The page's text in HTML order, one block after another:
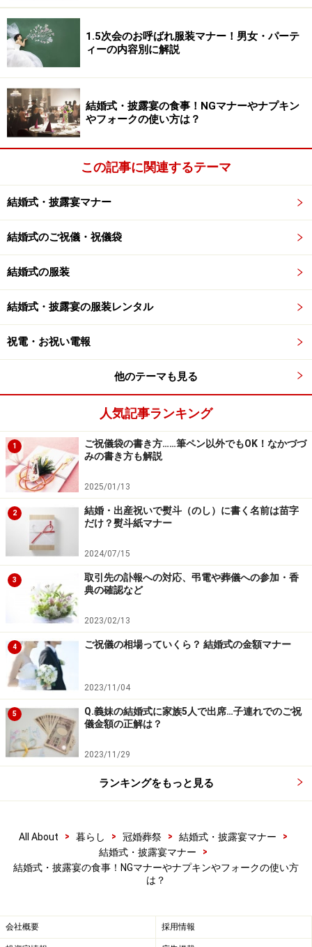
■これNGです！
フォークに食べ物をさしたままかじらない！
→食べられるサイズにカットすること。
ナイフやフォークについたソースをなめない！
ナイフやフォークをにぎったまま、先端を上に向け
ない！
口に料理を運ぶ時以外は、柄の方を上の状態にし
ておく。
披露宴の食事マナー：スピーチや余興中で
も食事は続けてもかまわない？
できれば食事の手を休めて、スピーチや余興をする人に
食事を続けてもマナー違反にはなりませんが、やはり静
かに耳を傾けて注目したいものです。また初めと終わり
には必ず拍手をすることも忘れずに。
スピーチや余興中にお酒をついでまわるのはNG！雰囲気
をこわさないように周囲の気遣いも大切に。
【関連リンク】
スピーチはどう組み立てる？
結婚式のスピーチ【同僚編】
これで決まり！披露宴での余興
て音を立ててカンパイ！
お酒は飲めなくても口をつけるしぐさだけでもOKですよ。
1.5次会のお呼ばれ服装マナー！男女・パーテ
ィーの内容別に解説
結婚式・披露宴の食事！NGマナーやナプキン
やフォークの使い方は？
この記事に関連するテーマ
結婚式・披露宴マナー
結婚式のご祝儀・祝儀袋
結婚式の服装
結婚式・披露宴の服装レンタル
祝電・お祝い電報
他のテーマも見る
人気記事ランキング
1
ご祝儀袋の書き方……筆ペン以外でもOK！なかづづ
みの書き方も解説
2025/01/13
2
結婚・出産祝いで熨斗（のし）に書く名前は苗字
だけ？熨斗紙マナー
2024/07/15
3
取引先の訃報への対応、弔電や葬儀への参加・香
典の確認など
2023/02/13
4 ご祝儀の相場っていくら？ 結婚式の金額マナー
2023/11/04
5
Q.義妹の結婚式に家族5人で出席…子連れでのご祝
儀金額の正解は？
2023/11/29
ランキングをもっと見る
All About > 暮らし > 冠婚葬祭 > 結婚式・披露宴マナー
>
結婚式・披露宴マナー
>
結婚式・披露宴の食事！NGマナーやナプキンやフォークの使い方
は？
会社概要 採用情報